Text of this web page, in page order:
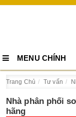
MENU CHÍNH
Trang Chủ Tư vấn
Nhà phân phối
hãng